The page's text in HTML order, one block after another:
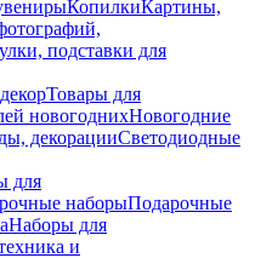
КопилкиКартины,
подставки для
Товары для
новогоднихНовогодние
декорацииСветодиодные
для
наборыПодарочные
Наборы для
и